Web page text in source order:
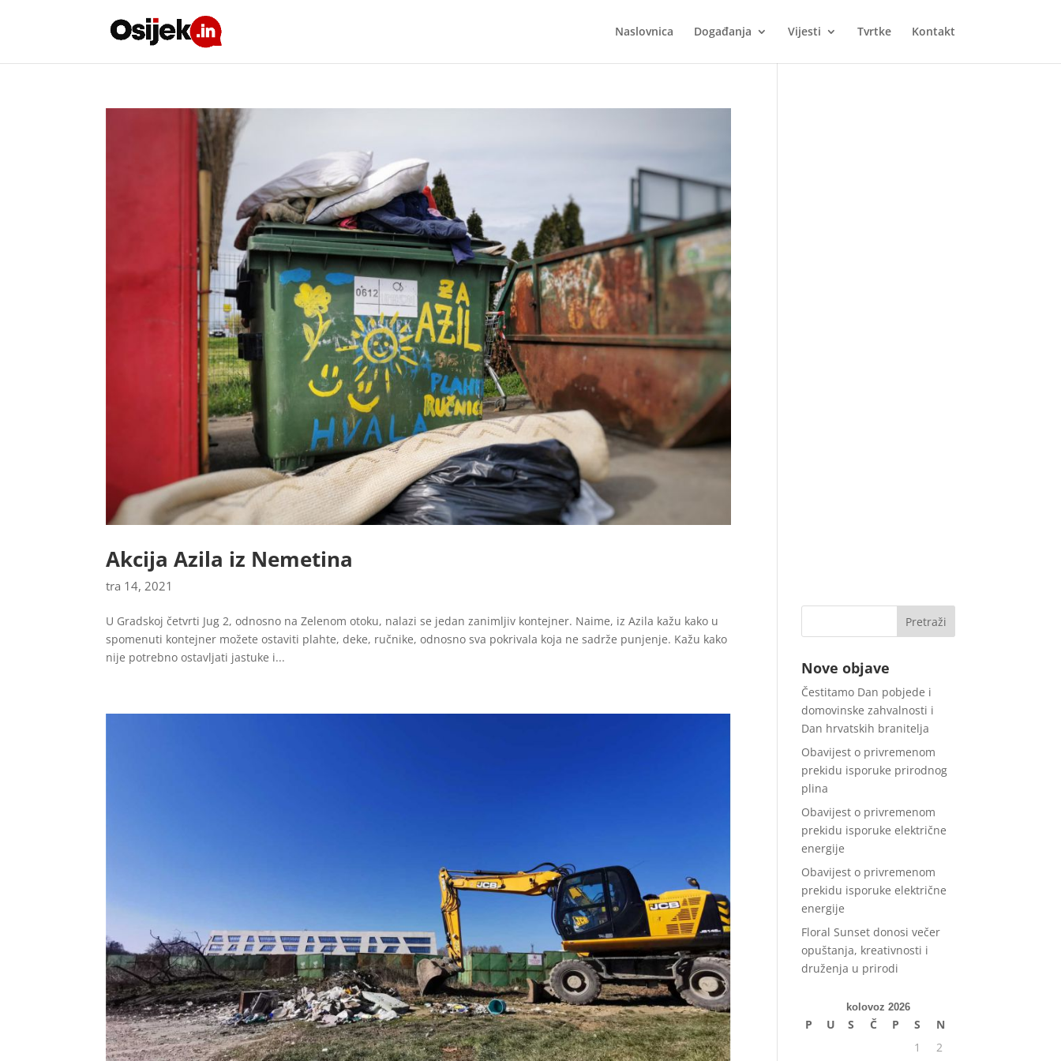
Naslovnica Događanja Vijesti Tvrtke Kontakt
Akcija Azila iz Nemetina
tra 14, 2021
U Gradskoj četvrti Jug 2, odnosno na Zelenom otoku, nalazi se jedan zanimljiv kontejner. Naime, iz Azila kažu kako u
spomenuti kontejner možete ostaviti plahte, deke, ručnike, odnosno sva pokrivala koja ne sadrže punjenje. Kažu kako
nije potrebno ostavljati jastuke i...
Nove objave
Čestitamo Dan pobjede i
domovinske zahvalnosti i
Dan hrvatskih branitelja
Obavijest o privremenom
prekidu isporuke prirodnog
plina
Obavijest o privremenom
prekidu isporuke električne
energije
Obavijest o privremenom
prekidu isporuke električne
energije
Floral Sunset donosi večer
opuštanja, kreativnosti i
druženja u prirodi
kolovoz 2026
P U S Č P S
N
1
2